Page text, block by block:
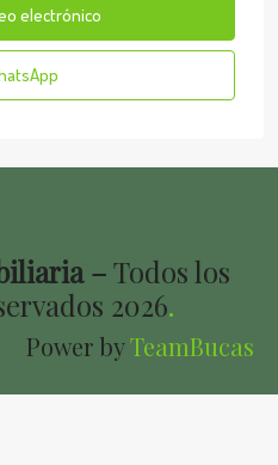
electrónico
–Todos los
2026.
Power byTeamBucas